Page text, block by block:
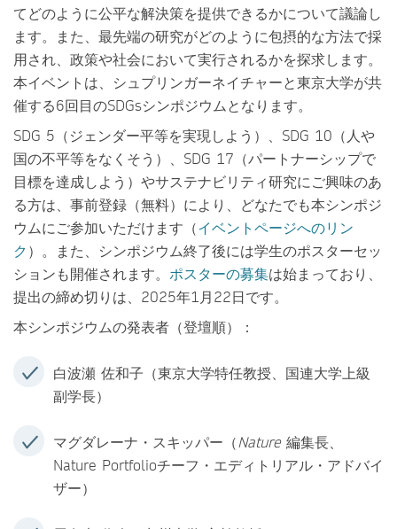
てどのように公平な解決策を提供できるかについて議論し
ます。また、最先端の研究がどのように包摂的な方法で採
用され、政策や社会において実行されるかを探求します。
本イベントは、シュプリンガーネイチャーと東京大学が共
催する6回目のSDGsシンポジウムとなります。
SDG 5（ジェンダー平等を実現しよう）、SDG 10（人や
国の不平等をなくそう）、SDG 17（パートナーシップで
目標を達成しよう）やサステナビリティ研究にご興味のあ
る方は、事前登録（無料）により、どなたでも本シンポジ
ウムにご参加いただけます（イベントページへのリン
ク）。また、シンポジウム終了後には学生のポスターセッ
ションも開催されます。 ポスターの募集は始まっており、
提出の締め切りは、2025年1月22日です。
本シンポジウムの発表者（登壇順）：
白波瀬 佐和子（東京大学特任教授、国連大学上級
副学長）
マグダレーナ・スキッパー（Nature 編集長、
Nature Portfolioチーフ・エディトリアル・アドバイ
ザー）